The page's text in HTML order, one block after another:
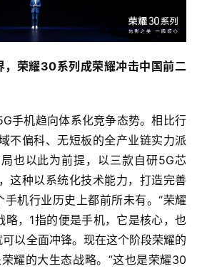
，荣耀30系列成荣耀冲击中国前二
手机趋向体系化竞争态势。相比行
不偏科、无短板的全产业链实力派
也以此为前提，以三款自研5G芯
这种以系统化技术能力，打造完善
机行业历史上都前所未有。“荣耀
略，1指的便是手机，它是核心，也
以全面冲锋。现在这个阶段荣耀的
耀的大生态战略。”这也是荣耀30